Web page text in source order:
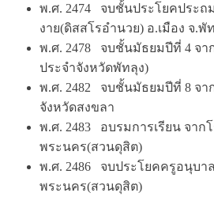
พ.ศ. 2474 จบชั้นประโยคประถ
งาย(ดิสสโรอำนวย) อ.เมือง จ.พั
พ.ศ. 2478 จบชั้นมัธยมปีที่ 4 จา
ประจำจังหวัดพัทลุง)
พ.ศ. 2482 จบชั้นมัธยมปีที่ 8 จา
จังหวัดสงขลา
พ.ศ. 2483 อบรมการเรียน จากโ
พระนคร(สวนดุสิต)
พ.ศ. 2486 จบประโยคครูอนุบา
พระนคร(สวนดุสิต)